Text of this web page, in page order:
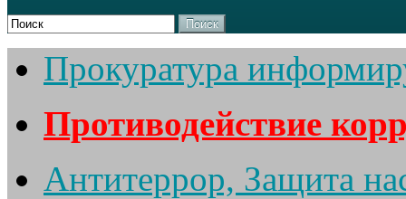
Поиск
Прокуратура
Противодействие
Антитеррор, Защита